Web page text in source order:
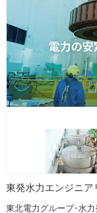
東発水力エンジニア
東北電力グループ･水